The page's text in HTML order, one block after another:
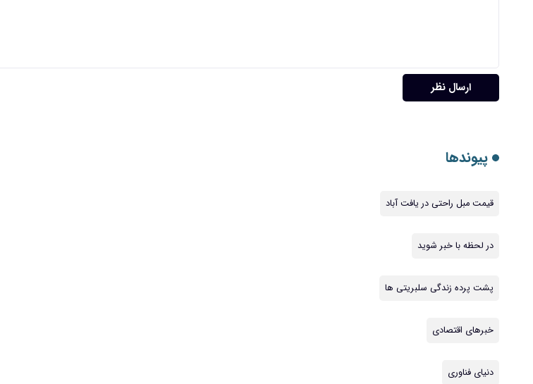
ارسال نظر
پیوندها
قیمت مبل راحتی در یافت آباد
در لحظه با خبر شوید
پشت پرده زندگی سلبریتی ها
خبرهای اقتصادی
دنیای فناوری